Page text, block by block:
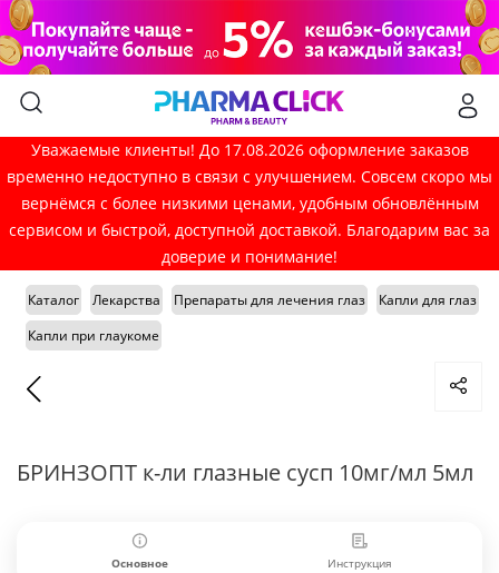
Уважаемые клиенты! До 17.08.2026 оформление заказов
временно недоступно в связи с улучшением. Совсем скоро мы
вернёмся с более низкими ценами, удобным обновлённым
сервисом и быстрой, доступной доставкой. Благодарим вас за
доверие и понимание!
Каталог Лекарства Препараты для лечения глаз
Капли для глаз
Капли при глаукоме
БРИНЗОПТ к-ли глазные сусп 10мг/мл 5мл
Основное Инструкция